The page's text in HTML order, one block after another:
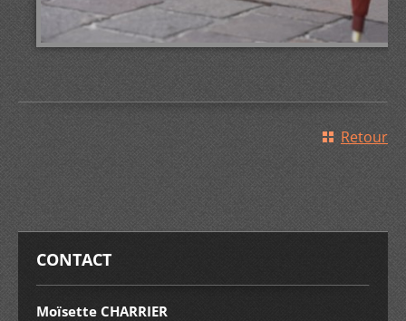
Retour
CONTACT
Moïsette CHARRIER